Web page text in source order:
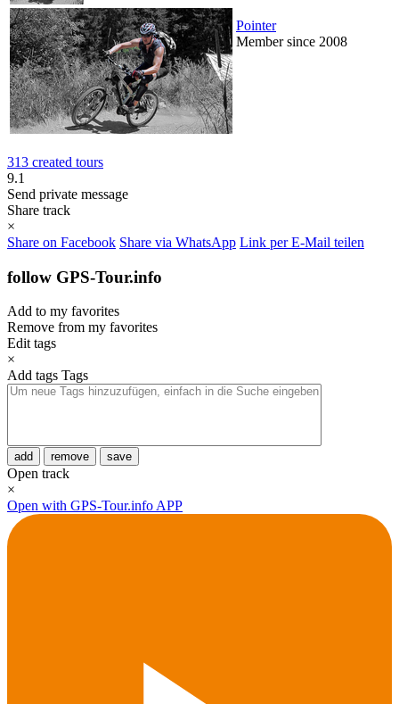
Pointer
Member since 2008
313 created tours
9.1
Send private message
Share track
×
Share on Facebook Share via WhatsApp Link per E-Mail teilen
follow GPS-Tour.info
Add to my favorites
Remove from my favorites
Edit tags
×
Add tags Tags
add remove save
Open track
×
Open with GPS-Tour.info APP